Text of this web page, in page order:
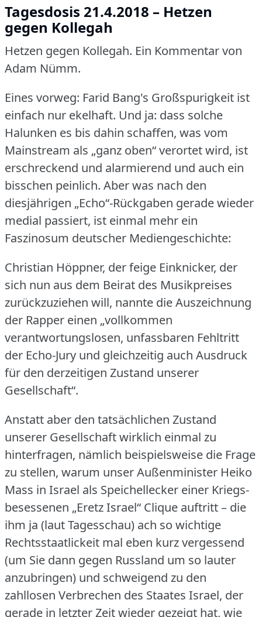
Tagesdosis 21.4.2018 – Hetzen
gegen Kollegah
Hetzen gegen Kollegah. Ein Kommentar von
Adam Nümm.
Eines vorweg: Farid Bang's Großspurigkeit ist
einfach nur ekelhaft. Und ja: dass solche
Halunken es bis dahin schaffen, was vom
Mainstream als „ganz oben“ verortet wird, ist
erschreckend und alarmierend und auch ein
bisschen peinlich. Aber was nach den
diesjährigen „Echo“-Rückgaben gerade wieder
medial passiert, ist einmal mehr ein
Faszinosum deutscher Mediengeschichte:
Christian Höppner, der feige Einknicker, der
sich nun aus dem Beirat des Musikpreises
zurückzuziehen will, nannte die Auszeichnung
der Rapper einen „vollkommen
verantwortungslosen, unfassbaren Fehltritt
der Echo-Jury und gleichzeitig auch Ausdruck
für den derzeitigen Zustand unserer
Gesellschaft“.
Anstatt aber den tatsächlichen Zustand
unserer Gesellschaft wirklich einmal zu
hinterfragen, nämlich beispielsweise die Frage
zu stellen, warum unser Außenminister Heiko
Mass in Israel als Speichellecker einer Kriegs-
besessenen „Eretz Israel“ Clique auftritt – die
ihm ja (laut Tagesschau) ach so wichtige
Rechtsstaatlickeit mal eben kurz vergessend
(um Sie dann gegen Russland um so lauter
anzubringen) und schweigend zu den
zahllosen Verbrechen des Staates Israel, der
gerade in letzter Zeit wieder gezeigt hat, wie